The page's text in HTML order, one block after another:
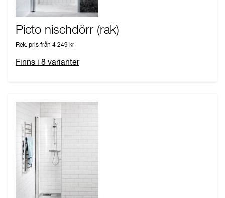
Picto nischdörr (rak)
Rek. pris från 4 249 kr
Finns i 8 varianter